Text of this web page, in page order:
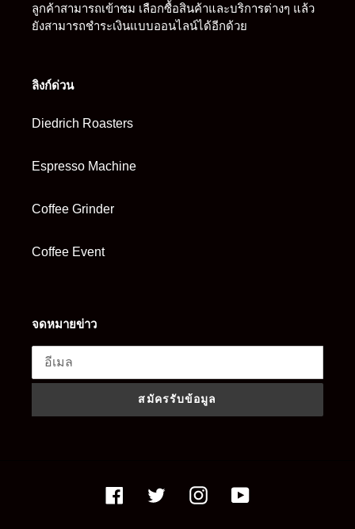
ลูกค้าสามารถเข้าชม เลือกซื้อสินค้าและบริการต่างๆ แล้ว
ยังสามารถชำระเงินแบบออนไลน์ได้อีกด้วย
ลิงก์ด่วน
Diedrich Roasters
Espresso Machine
Coffee Grinder
Coffee Event
จดหมายข่าว
สมัครรับข้อมูล
FacebookTwitter InstagramYouTube